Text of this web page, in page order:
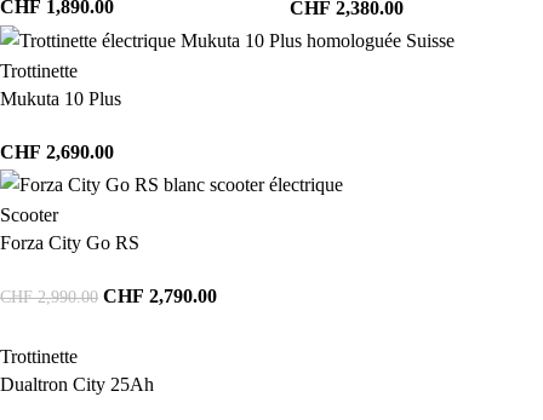
CHF 1,890.00 CHF 2,380.00
Trottinette
Mukuta 10 Plus
CHF 2,690.00
Scooter
Forza City Go RS
CHF2,990.00 CHF 2,790.00
Trottinette
Dualtron City 25Ah